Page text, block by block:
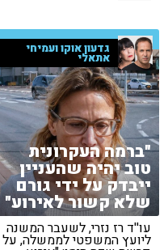
גדעון אוקו ועמיחי
אתאלי
"ברמה העקרונית
טוב יהיה שהעניין
ייבדק על ידי גורם
שלא קשור לאירוע"
עו''ד רז נזרי, לשעבר המשנה
ליועץ המשפטי לממשלה, על